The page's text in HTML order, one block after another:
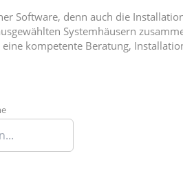
Software, denn auch die
Systemhäusern
kompetente Beratung,